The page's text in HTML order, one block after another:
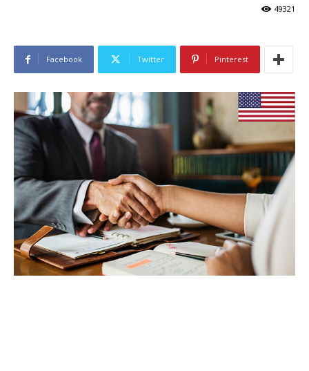
49321
Facebook Twitter Pinterest